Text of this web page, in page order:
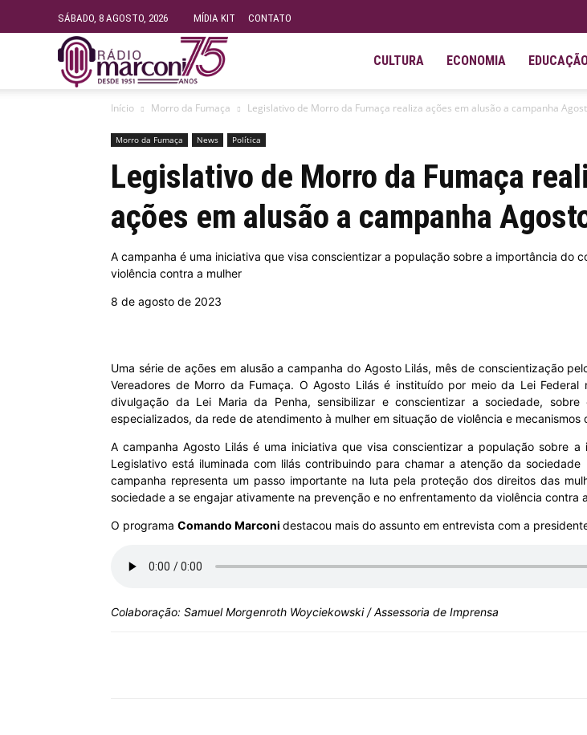
SÁBADO, 8 AGOSTO, 2026 MÍDIA KIT CONTATO
Fundação
Marconi
–
MHZ
CULTURA ECONOMIA
Início Morro da Fumaça Legislativo de Morro da Fumaça realiza ações em alusão a campanha
Morro da Fumaça News Política
Legislativo de Morro da Fumaça
ações em alusão a campanha
A campanha é uma iniciativa que visa conscientizar a população sobre a importância do
violência contra a mulher
8 de agosto de 2023
Uma série de ações em alusão a campanha do Agosto Lilás, mês de conscientização
Vereadores de Morro da Fumaça. O Agosto Lilás é instituído por meio da Lei
divulgação da Lei Maria da Penha, sensibilizar e conscientizar a sociedade,
especializados, da rede de atendimento à mulher em situação de violência e mecanismos
A campanha Agosto Lilás é uma iniciativa que visa conscientizar a população sobre
Legislativo está iluminada com lilás contribuindo para chamar a atenção da
campanha representa um passo importante na luta pela proteção dos direitos das
sociedade a se engajar ativamente na prevenção e no enfrentamento da violência contra
O programa Comando Marconi destacou mais do assunto em entrevista com a
Colaboração: Samuel Morgenroth Woyciekowski /Assessoria de Imprensa